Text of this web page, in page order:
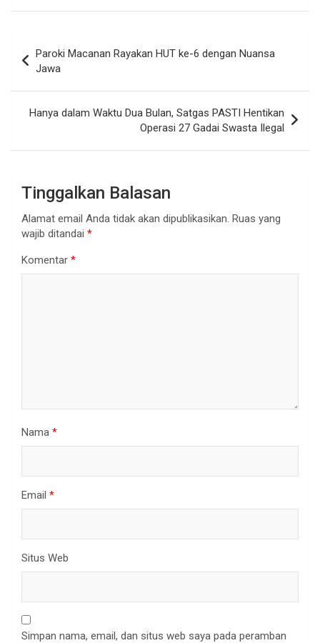
pos
Paroki Macanan Rayakan HUT ke-6 dengan Nuansa
Jawa
Hanya dalam Waktu Dua Bulan, Satgas PASTI Hentikan
Operasi 27 Gadai Swasta Ilegal
Tinggalkan Balasan
Alamat email Anda tidak akan dipublikasikan. Ruas yang
wajib ditandai *
Komentar *
Nama *
Email *
Situs Web
Simpan nama, email, dan situs web saya pada peramban